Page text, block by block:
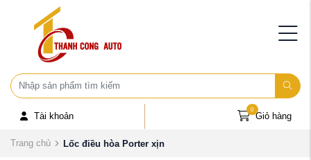
Tài khoản Giỏ hàng
0
Trang chủ Lốc điều hòa Porter xịn